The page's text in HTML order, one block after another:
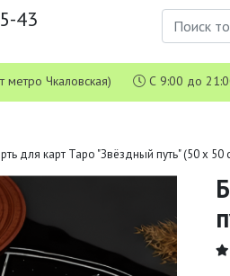
43
метро Чкаловская) С 9:00 до
для карт Таро "Звёздный путь" (50 х 50